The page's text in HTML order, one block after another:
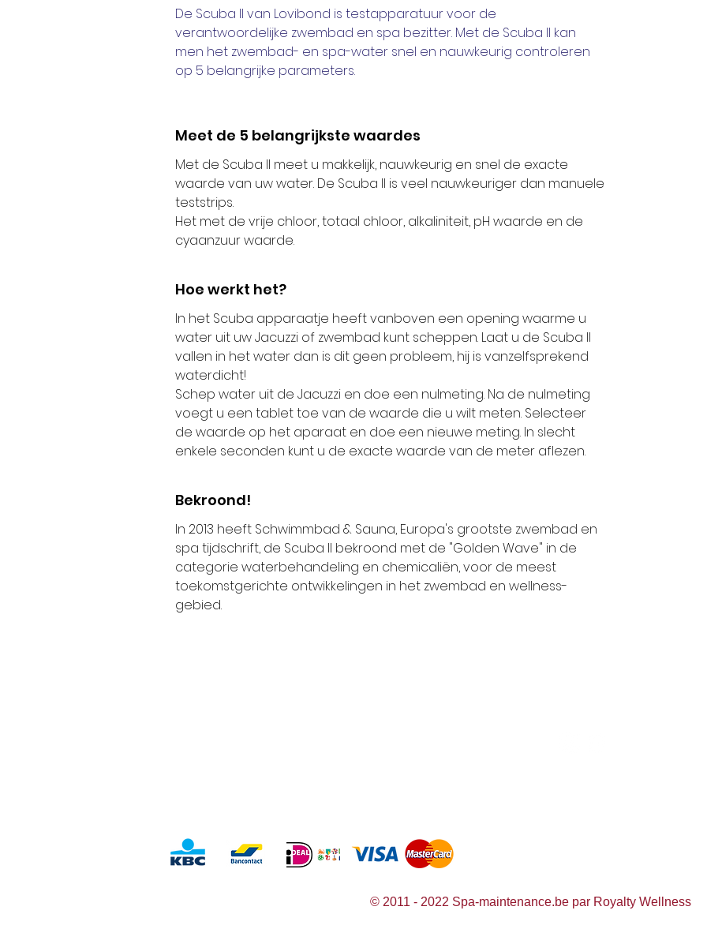
De Scuba II van Lovibond is testapparatuur voor de
verantwoordelijke zwembad en spa bezitter. Met de Scuba II kan
men het zwembad- en spa-water snel en nauwkeurig controleren
op 5 belangrijke parameters.
Meet de 5 belangrijkste waardes
Met de Scuba II meet u makkelijk, nauwkeurig en snel de exacte
waarde van uw water. De Scuba II is veel nauwkeuriger dan manuele
teststrips.
Het met de vrije chloor, totaal chloor, alkaliniteit, pH waarde en de
cyaanzuur waarde.
Hoe werkt het?
In het Scuba apparaatje heeft vanboven een opening waarme u
water uit uw Jacuzzi of zwembad kunt scheppen. Laat u de Scuba II
vallen in het water dan is dit geen probleem, hij is vanzelfsprekend
waterdicht!
Schep water uit de Jacuzzi en doe een nulmeting. Na de nulmeting
voegt u een tablet toe van de waarde die u wilt meten. Selecteer
de waarde op het aparaat en doe een nieuwe meting. In slecht
enkele seconden kunt u de exacte waarde van de meter aflezen.
Bekroond!
In 2013 heeft Schwimmbad & Sauna, Europa's grootste zwembad en
spa tijdschrift, de Scuba II bekroond met de "Golden Wave" in de
categorie waterbehandeling en chemicaliën, voor de meest
toekomstgerichte ontwikkelingen in het zwembad en wellness-
gebied.
© 2011 - 2022 Spa-maintenance.be par Royalty Wellness